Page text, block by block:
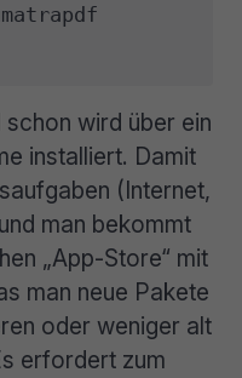
wird über ein
installiert. Damit
(Internet,
man bekommt
„App-Store“ mit
man neue Pakete
oder weniger alt
erfordert zum